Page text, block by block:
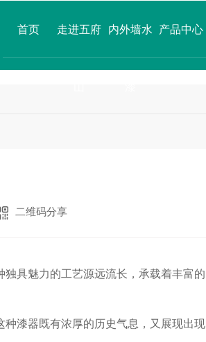
首页 走进五府 内外墙水 产品中心
二维码分享
具魅力的工艺源远流长，承载着丰富的
漆器既有浓厚的历史气息，又展现出现